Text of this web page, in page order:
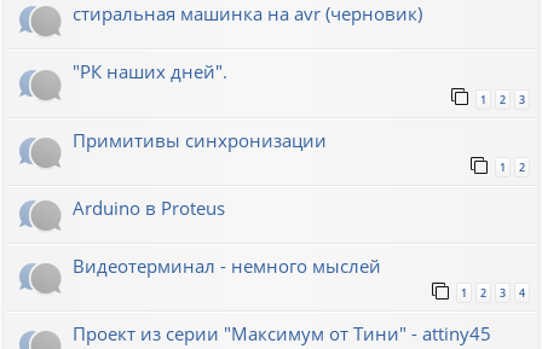
стиральная машинка на avr (черновик)
"РК наших дней".
1 2 3
Примитивы синхронизации
1 2
Arduino в Proteus
Видеотерминал - немного мыслей
1 2 3 4
Проект из серии "Максимум от Тини" - attiny45